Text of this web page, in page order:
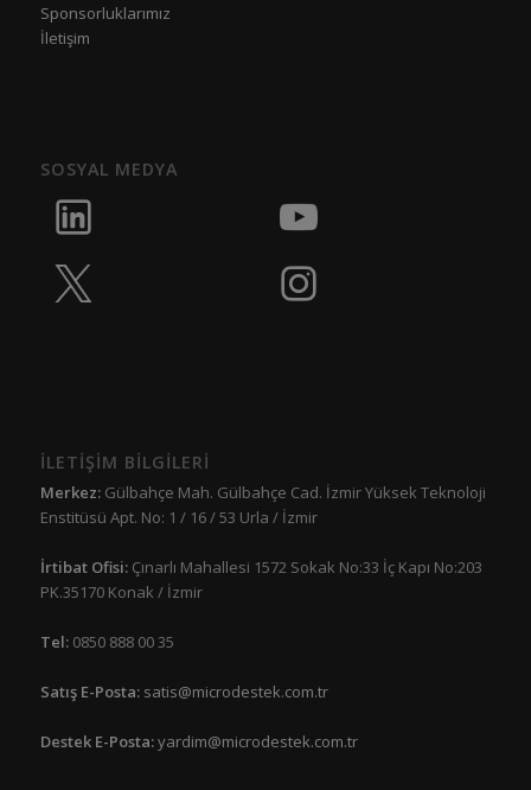
Sponsorluklarımız
İletişim
SOSYAL MEDYA
İLETİŞİM BİLGİLERİ
Merkez:Gülbahçe Mah. Gülbahçe Cad. İzmir Yüksek Teknoloji
Enstitüsü Apt. No: 1 / 16 / 53 Urla / İzmir
İrtibat Ofisi: Çınarlı Mahallesi 1572 Sokak No:33 İç Kapı No:203
PK.35170 Konak / İzmir
Tel:0850 888 00 35
Satış E-Posta: satis@microdestek.com.tr
Destek E-Posta:yardim@microdestek.com.tr